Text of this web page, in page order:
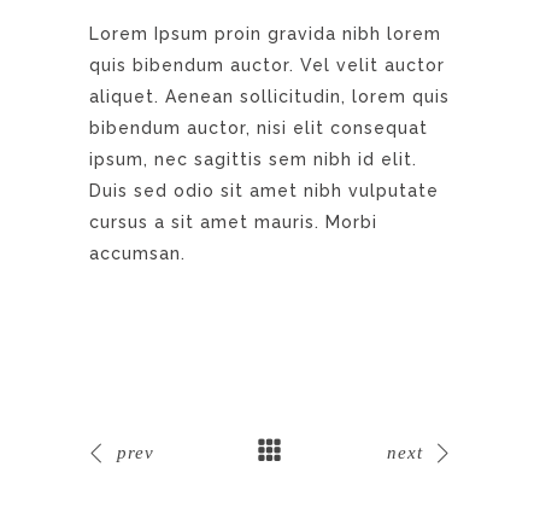
Lorem Ipsum proin gravida nibh lorem
quis bibendum auctor. Vel velit auctor
aliquet. Aenean sollicitudin, lorem quis
bibendum auctor, nisi elit consequat
ipsum, nec sagittis sem nibh id elit.
Duis sed odio sit amet nibh vulputate
cursus a sit amet mauris. Morbi
accumsan.
prev next